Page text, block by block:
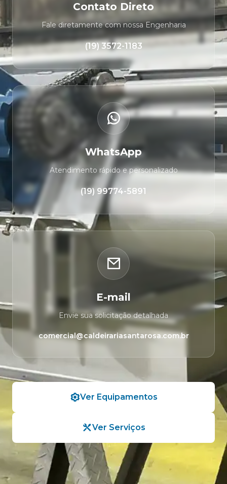
Contato Direto
Fale diretamente com nossa Engenharia
(19) 3572-1183
WhatsApp
Atendimento rápido e personalizado
(19) 99774-5891
E-mail
Envie sua solicitação detalhada
comercial@caldeirariasantarosa.com.br
Ver Equipamentos
Ver Serviços